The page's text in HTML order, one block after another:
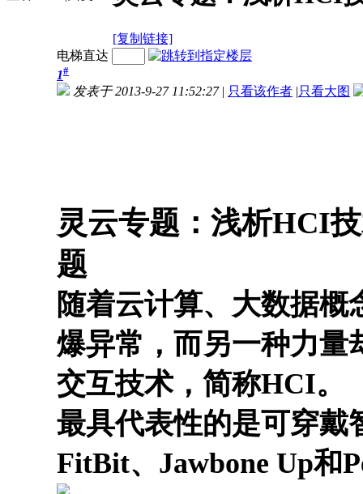
[复制链接]
电梯直达
1#
发表于 2013-9-27 11:52:27 | 只看该作者 |只看大图
灵云专题：浅析HCI
题
随着云计算、大数据
爆异常，而另一种力量
交互技术，简称HCI。
最具代表性的是可穿戴
FitBit、Jawbone Up和